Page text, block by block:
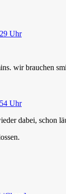
Uhr
wir brauchen
Uhr
dabei, schon